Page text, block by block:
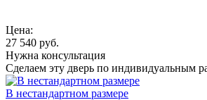
Цена:
27 540 руб.
Нужна консультация
Сделаем эту дверь по индивидуальным
В нестандартном размере